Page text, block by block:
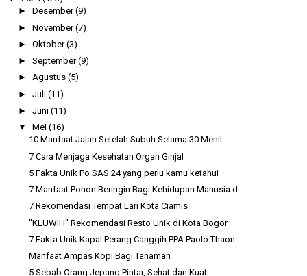
► Desember(9)
► November(7)
► Oktober(3)
► September(9)
► Agustus (5)
► Juli (11)
► Juni (11)
▼ Mei (16)
10 Manfaat Jalan Setelah Subuh Selama 30 Menit
7 Cara Menjaga Kesehatan Organ Ginjal
5 Fakta Unik Po SAS 24 yang perlu kamu ketahui
7 Manfaat Pohon Beringin Bagi Kehidupan Manusia d...
7 Rekomendasi Tempat Lari Kota Ciamis
"KLUWIH" Rekomendasi Resto Unik di Kota Bogor
7 Fakta Unik Kapal Perang Canggih PPA Paolo Thaon ...
Manfaat Ampas Kopi Bagi Tanaman
5 Sebab Orang Jepang Pintar, Sehat dan Kuat